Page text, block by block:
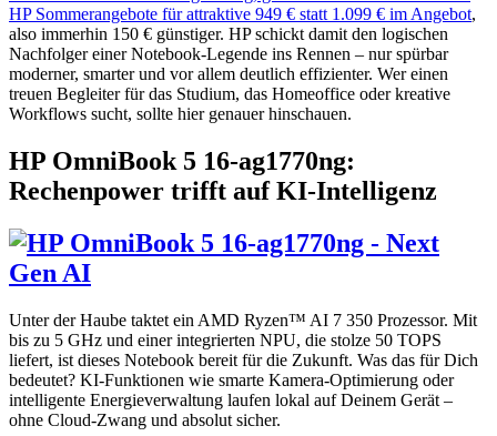
HP Sommerangebote für attraktive 949 € statt 1.099 € im Angebot,
also immerhin 150 € günstiger. HP schickt damit den logischen
Nachfolger einer Notebook-Legende ins Rennen – nur spürbar
moderner, smarter und vor allem deutlich effizienter. Wer einen
treuen Begleiter für das Studium, das Homeoffice oder kreative
Workflows sucht, sollte hier genauer hinschauen.
HP OmniBook 5 16-ag1770ng:
Rechenpower trifft auf KI-Intelligenz
Unter der Haube taktet ein AMD Ryzen™ AI 7 350 Prozessor. Mit
bis zu 5 GHz und einer integrierten NPU, die stolze 50 TOPS
liefert, ist dieses Notebook bereit für die Zukunft. Was das für Dich
bedeutet? KI-Funktionen wie smarte Kamera-Optimierung oder
intelligente Energieverwaltung laufen lokal auf Deinem Gerät –
ohne Cloud-Zwang und absolut sicher.